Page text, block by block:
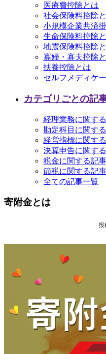
医療費控除とは
社会保険料控除
小規模企業共済
生命保険料控除
地震保険料控除
寡婦・寡夫控除
扶養控除とは
セルフメディケ
カテゴリごとの記
経理業務に関す
勘定科目に関す
経営指標に関す
決算申告に関す
税金に関する記事
節税に関する記事
全ての記事一覧
寄附金とは
投